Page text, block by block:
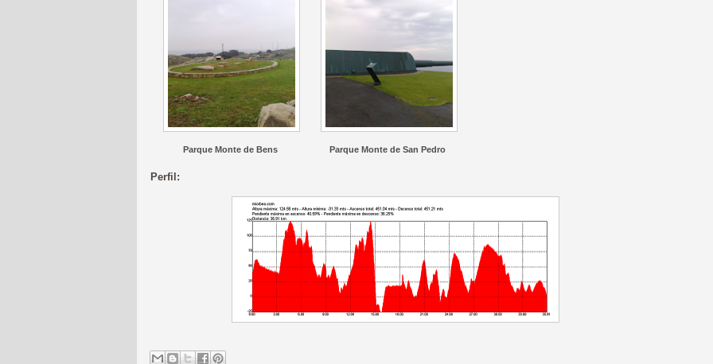
Parque Monte de Bens Parque Monte de San Pedro
Perfil: